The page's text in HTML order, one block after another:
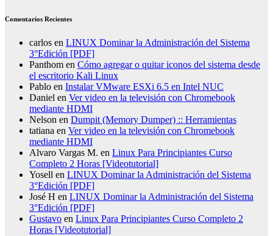
Comentarios Recientes
carlos en LINUX Dominar la Administración del Sistema
3°Edición [PDF]
Panthom en Cómo agregar o quitar iconos del sistema desde
el escritorio Kali Linux
Pablo en Instalar VMware ESXi 6.5 en Intel NUC
Daniel en Ver video en la televisión con Chromebook
mediante HDMI
Nelson en Dumpit (Memory Dumper) :: Herramientas
tatiana en Ver video en la televisión con Chromebook
mediante HDMI
Alvaro Vargas M. en Linux Para Principiantes Curso
Completo 2 Horas [Videotutorial]
Yosell en LINUX Dominar la Administración del Sistema
3°Edición [PDF]
José H en LINUX Dominar la Administración del Sistema
3°Edición [PDF]
Gustavo en Linux Para Principiantes Curso Completo 2
Horas [Videotutorial]